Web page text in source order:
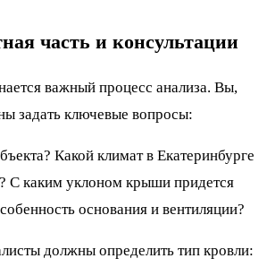
часть и консультации
важный процесс анализа. Вы,
задать ключевые вопросы:
Какой климат в Екатеринбурге
С каким уклоном крыши придется
основания и вентиляции?
должны определить тип кровли: